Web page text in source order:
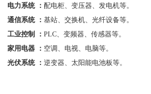
电力系统 ： 配电柜、变压器、发电机等。
通信系统
： 基站、交换机、光纤设备等。
工业控制
： PLC、变频器、传感器等。
家用电器
： 空调、电视、电脑等。
光伏系统
： 逆变器、太阳能电池板等。